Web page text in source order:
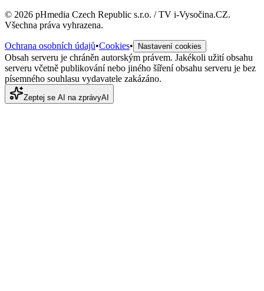
© 2026 pHmedia Czech Republic s.r.o. / TV i-Vysočina.CZ.
Všechna práva vyhrazena.
Ochrana osobních údajů•Cookies• Nastavení cookies
Obsah serveru je chráněn autorským právem. Jakékoli užití obsahu
serveru včetně publikování nebo jiného šíření obsahu serveru je bez
písemného souhlasu vydavatele zakázáno.
Zeptej se AI na zprávyAI